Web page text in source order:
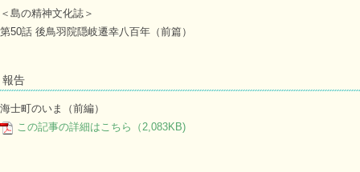
＜島の精神文化誌＞
第50話 後鳥羽院隠岐遷幸八百年（前篇）
報告
海士町のいま（前編）
この記事の詳細はこちら（2,083KB)